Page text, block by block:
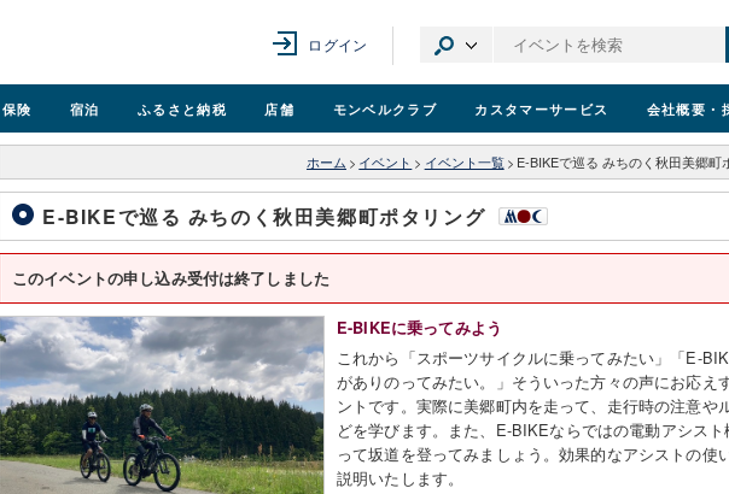
ログイン
保険 宿泊 ふるさと納税 店舗 モンベルクラブ カスタマーサービス 会社概要 ・
ホーム > イベント > イベント一覧 > E-BIKEで巡る みちのく秋田美郷町
E-BIKEで巡る みちのく秋田美郷町ポタリング
このイベントの申し込み受付は終了しました
E-BIKEに乗ってみよう
これから「スポーツサイクルに乗ってみたい」「E-
がありのってみたい。」そういった方々の声にお応え
ントです。実際に美郷町内を走って、走行時の注意や
どを学びます。また、E-BIKEならではの電動アシスト
って坂道を登ってみましょう。効果的なアシストの使
説明いたします。